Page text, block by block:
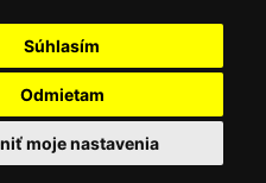
Súhlasím
Odmietam
moje nastavenia
výrobkov
obchodnými známkami